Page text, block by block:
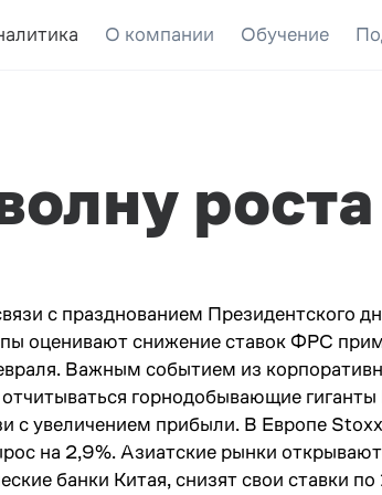
О компании Обучение
роста
с празднованием Президентского
оценивают снижение ставок ФРС
Важным событием из
горнодобывающие
с увеличением прибыли. В Европе
на 2,9%. Азиатские рынки
банки Китая, снизят свои ставки